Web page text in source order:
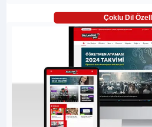
Çoklu Dil